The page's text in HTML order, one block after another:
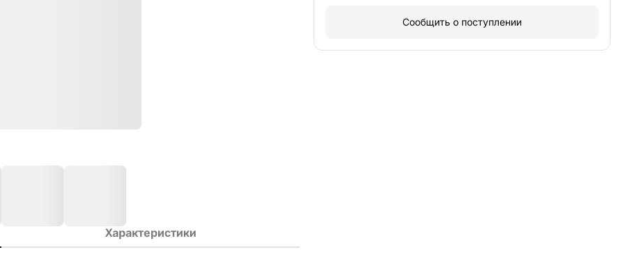
Характеристики
Сообщить о поступлении